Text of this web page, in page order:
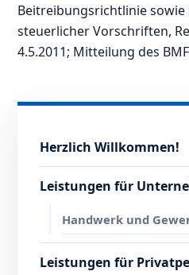
Beitreibungsrichtlinie
steuerlicher Vorschriften,
4.5.2011; Mitteilung des
Herzlich Willkommen!
Leistungen für
Handwerk und
Leistungen für